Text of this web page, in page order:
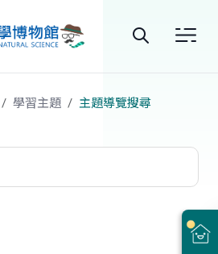
站
尋
學習主題 主題導覽搜尋